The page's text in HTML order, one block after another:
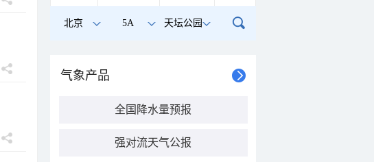
北京 5A 天坛公园
气象产品
全国降水量预报
强对流天气公报